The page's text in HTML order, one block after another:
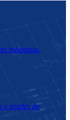
máquinas.
e grades de